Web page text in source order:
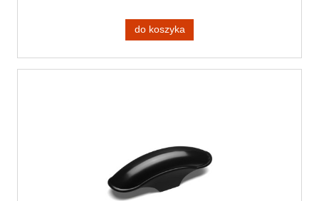
do koszyka